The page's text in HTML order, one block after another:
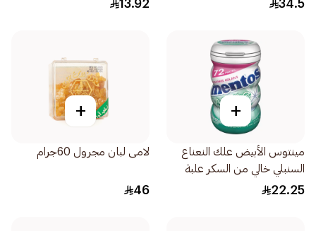
34.5
13.92
+
مينتوس الأبيض علك النعناع
السنبلي خالي من السكر علبة
72قطعة
22.25
+
لامى لبان مجرول 60جرام
46